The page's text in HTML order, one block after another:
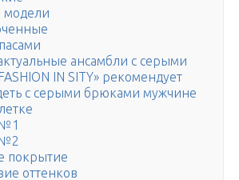
модели
ансамбли с серыми
IN SITY» рекомендует
с серыми брюками мужчине
покрытие
оттенков